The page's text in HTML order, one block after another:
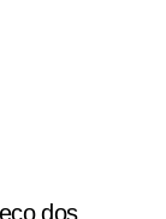
dos